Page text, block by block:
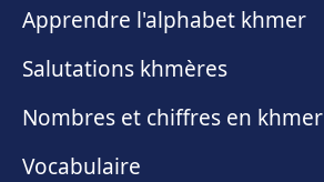
Apprendre l'alphabet khmer
Salutations khmères
Nombres et chiffres en khmer
Vocabulaire